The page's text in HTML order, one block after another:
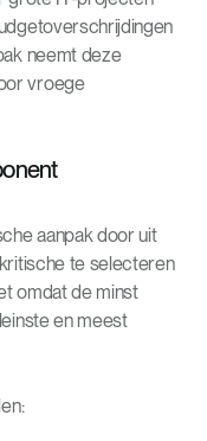
neemt deze
vroege
aanpak door uit
te selecteren
omdat de minst
en meest